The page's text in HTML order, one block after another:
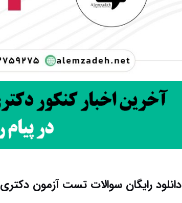
دانلود رایگان سوالات تست آزمون دکتری 93 مجموعه علوم اقتصادی کد 2106